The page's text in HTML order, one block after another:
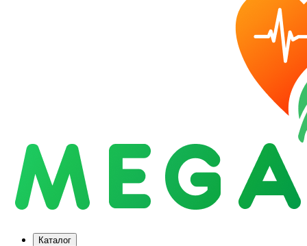
Каталог